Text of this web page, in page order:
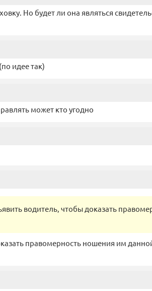
Но будет ли она являться
идее так)
может кто угодно
водитель, чтобы доказать
правомерность ношения им